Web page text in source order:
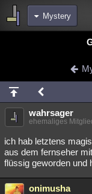
Mystery
Chat Wiki
meine Rubriken
Menschen
Spiritualität
Natur Umfragen
weitere Rubriken
wahrsager
ehemaliges
ich hab letztens
aus dem fernseher
flüssig geworden und
onimusha